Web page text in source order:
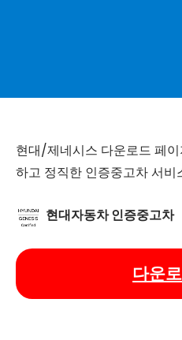
현대/제네시스 다운로드 페
하고 정직한 인증중고차 서비
현대자동차 인증중고차
다운